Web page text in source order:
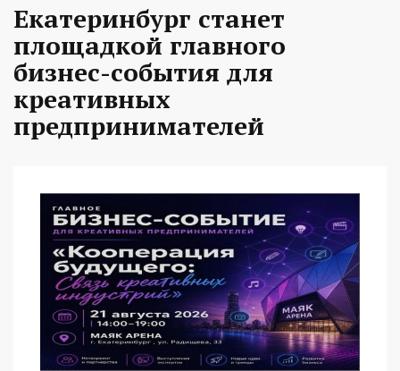
Екатеринбург станет
площадкой главного
бизнес-события для
креативных
предпринимателей